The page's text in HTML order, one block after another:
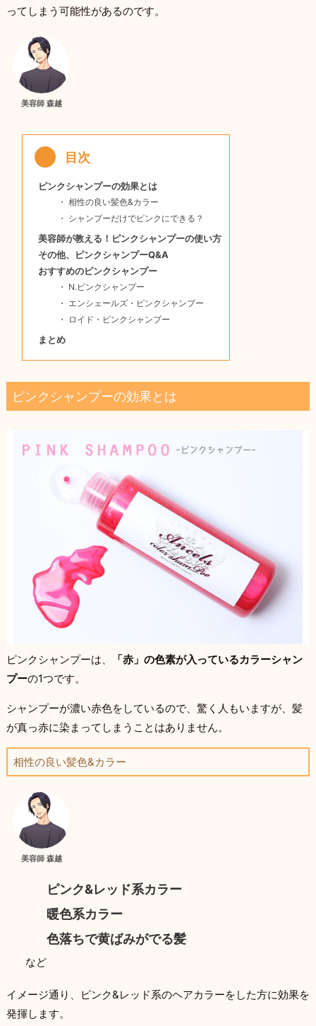
ってしまう可能性があるのです。
美容師 森越
ピンクシャンプーの効果とは
相性の良い髪色&カラー
シャンプーだけでピンクにできる？
美容師が教える！ピンクシャンプーの使い方
その他、ピンクシャンプーQ&A
おすすめのピンクシャンプー
N.ピンクシャンプー
エンシェールズ・ピンクシャンプー
ロイド・ピンクシャンプー
まとめ
ピンクシャンプーの効果とは
ピンクシャンプーは、
「赤」の色素が入っているカラーシャン
プーの1つです。
シャンプーが濃い赤色をしているので、驚く人もいますが、髪
が真っ赤に染まってしまうことはありません。
相性の良い髪色&カラー
美容師 森越
ピンク&レッド系カラー
暖色系カラー
色落ちで黄ばみがでる髪
など
イメージ通り、ピンク&レッド系のヘアカラーをした方に効果を
発揮します。